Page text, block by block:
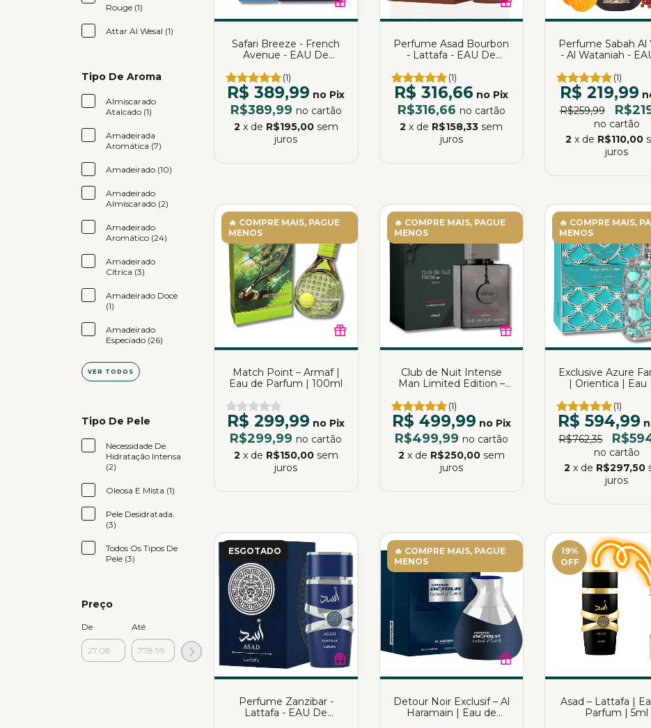
Rouge (1)
Attar Al Wesal (1)
Tipo De Aroma
Almiscarado
Atalcado (1)
Amadeirada
Aromática (7)
Amadeirado (10)
Amadeirado
Almiscarado (2)
Amadeirado
Aromático (24)
Amadeirado
Cítrica (3)
Amadeirado Doce
(1)
Amadeirado
Especiado (26)
VER TODOS
Tipo De Pele
Necessidade De
Hidratação Intensa
(2)
Oleosa E Mista (1)
Pele Desidratada.
(3)
Todos Os Tipos De
Pele (3)
Preço
De Até
Safari Breeze - French
Avenue - EAU De
(1)
R$ 389,99 no Pix
R$389,99 no cartão
2 x de R$195,00 sem
juros
Perfume Asad Bourbon
- Lattafa - EAU De
(1)
R$ 316,66 no Pix
R$316,66 no cartão
2 x de R$158,33 sem
juros
Perfume Sabah Al
- Al Wataniah -
(1)
R$ 219,99
R$259,99
no cartão
2 x de R$110,00
juros
🔥 COMPRE MAIS, PAGUE
MENOS
Match Point – Armaf |
Eau de Parfum | 100ml
R$ 299,99 no Pix
R$299,99 no cartão
2 x de R$150,00 sem
juros
🔥 COMPRE MAIS, PAGUE
MENOS
Club de Nuit Intense
Man Limited Edition –
105ml
(1)
R$ 499,99 no Pix
R$499,99 no cartão
2 x de R$250,00 sem
juros
🔥 COMPRE MAIS,
MENOS
Exclusive Azure
| Orientica | Eau
(1)
R$ 594,99
R$762,35
no cartão
2 x de R$297,50
juros
ESGOTADO
Perfume Zanzibar -
Lattafa - EAU De
🔥 COMPRE MAIS, PAGUE
MENOS
Detour Noir Exclusif – Al
Haramain | Eau de
19%
OFF
Asad – Lattafa |
Parfum | 5ml